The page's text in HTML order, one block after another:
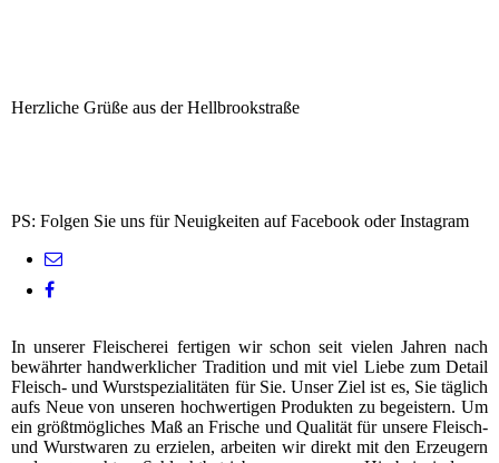
Herzliche Grüße aus der Hellbrookstraße
PS: Folgen Sie uns für Neuigkeiten auf Facebook oder Instagram
In unserer Fleischerei fertigen wir schon seit vielen Jahren nach
bewährter handwerklicher Tradition und mit viel Liebe zum Detail
Fleisch- und Wurstspezialitäten für Sie. Unser Ziel ist es, Sie täglich
aufs Neue von unseren hochwertigen Produkten zu begeistern. Um
ein größtmögliches Maß an Frische und Qualität für unsere Fleisch-
und Wurstwaren zu erzielen, arbeiten wir direkt mit den Erzeugern